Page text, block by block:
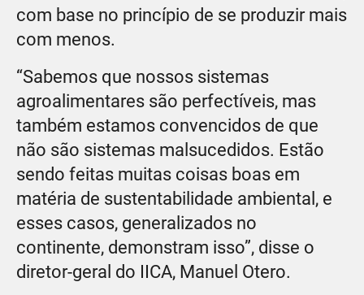
com base no princípio de se produzir mais
com menos.
“Sabemos que nossos sistemas
agroalimentares são perfectíveis, mas
também estamos convencidos de que
não são sistemas malsucedidos. Estão
sendo feitas muitas coisas boas em
matéria de sustentabilidade ambiental, e
esses casos, generalizados no
continente, demonstram isso”, disse o
diretor-geral do IICA, Manuel Otero.